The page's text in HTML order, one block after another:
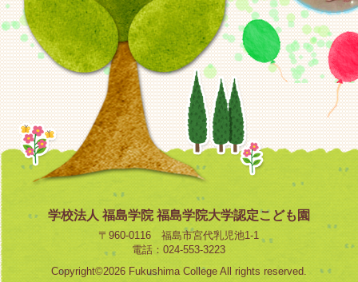
学校法人 福島学院 福島学院大学認定こども園
〒960-0116 福島市宮代乳児池1-1
電話：024-553-3223
Copyright©2026 Fukushima College All rights reserved.